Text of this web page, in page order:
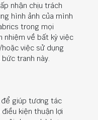
nhận chịu trách
hình ảnh của mình
trong mọi
nhiệm về bất kỳ việc
hoặc việc sử dụng
tranh này.
giúp tương tác
kiện thuận lợi